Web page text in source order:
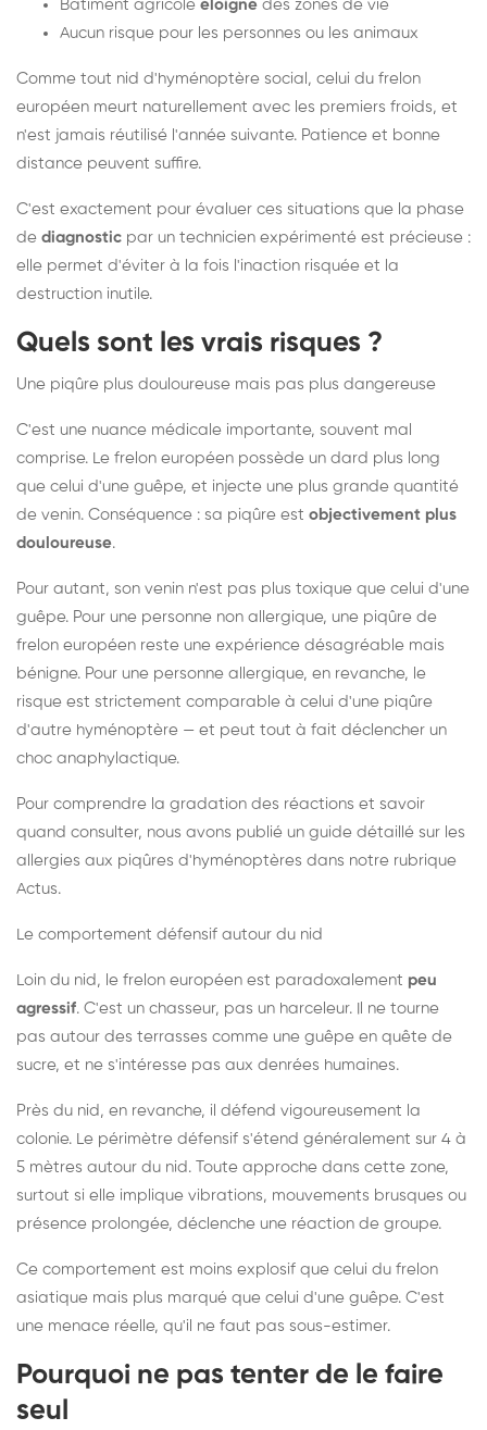
Bâtiment agricole éloigné des zones de vie
Aucun risque pour les personnes ou les animaux
Comme tout nid d'hyménoptère social, celui du frelon
européen meurt naturellement avec les premiers froids, et
n'est jamais réutilisé l'année suivante. Patience et bonne
distance peuvent suffire.
C'est exactement pour évaluer ces situations que la phase
de diagnostic par un technicien expérimenté est précieuse :
elle permet d'éviter à la fois l'inaction risquée et la
destruction inutile.
Quels sont les vrais risques ?
Une piqûre plus douloureuse mais pas plus dangereuse
C'est une nuance médicale importante, souvent mal
comprise. Le frelon européen possède un dard plus long
que celui d'une guêpe, et injecte une plus grande quantité
de venin. Conséquence : sa piqûre est objectivement plus
douloureuse.
Pour autant, son venin n'est pas plus toxique que celui d'une
guêpe. Pour une personne non allergique, une piqûre de
frelon européen reste une expérience désagréable mais
bénigne. Pour une personne allergique, en revanche, le
risque est strictement comparable à celui d'une piqûre
d'autre hyménoptère — et peut tout à fait déclencher un
choc anaphylactique.
Pour comprendre la gradation des réactions et savoir
quand consulter, nous avons publié un guide détaillé sur les
allergies aux piqûres d'hyménoptères dans notre rubrique
Actus.
Le comportement défensif autour du nid
Loin du nid, le frelon européen est paradoxalement peu
agressif. C'est un chasseur, pas un harceleur. Il ne tourne
pas autour des terrasses comme une guêpe en quête de
sucre, et ne s'intéresse pas aux denrées humaines.
Près du nid, en revanche, il défend vigoureusement la
colonie. Le périmètre défensif s'étend généralement sur 4 à
5 mètres autour du nid. Toute approche dans cette zone,
surtout si elle implique vibrations, mouvements brusques ou
présence prolongée, déclenche une réaction de groupe.
Ce comportement est moins explosif que celui du frelon
asiatique mais plus marqué que celui d'une guêpe. C'est
une menace réelle, qu'il ne faut pas sous-estimer.
Pourquoi ne pas tenter de le faire
seul